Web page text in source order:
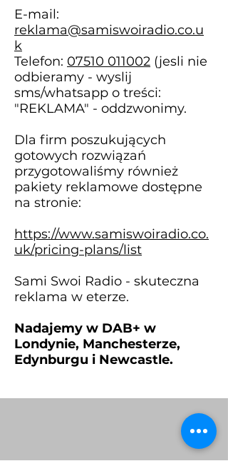
E-mail:
reklama@samiswoiradio.co.u
k
Telefon: 07510 011002 (jesli nie
odbieramy - wyslij
sms/whatsapp o treści:
"REKLAMA" - oddzwonimy.
Dla firm poszukujących
gotowych rozwiązań
przygotowaliśmy również
pakiety reklamowe dostępne
na stronie:
https://www.samiswoiradio.co.
uk/pricing-plans/list
Sami Swoi Radio - skuteczna
reklama w eterze.
Nadajemy w DAB+ w
Londynie, Manchesterze,
Edynburgu i Newcastle.